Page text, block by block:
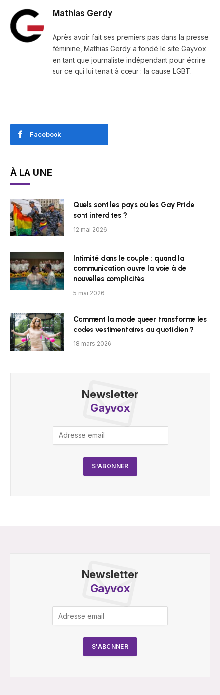
Mathias Gerdy
Après avoir fait ses premiers pas dans la presse
féminine, Mathias Gerdy a fondé le site Gayvox
en tant que journaliste indépendant pour écrire
sur ce qui lui tenait à cœur : la cause LGBT.
Facebook
À LA UNE
Quels sont les pays où les Gay Pride
sont interdites ?
12 mai 2026
Intimité dans le couple : quand la
communication ouvre la voie à de
nouvelles complicités
5 mai 2026
Comment la mode queer transforme les
codes vestimentaires au quotidien ?
18 mars 2026
Newsletter
Gayvox
Newsletter
Gayvox